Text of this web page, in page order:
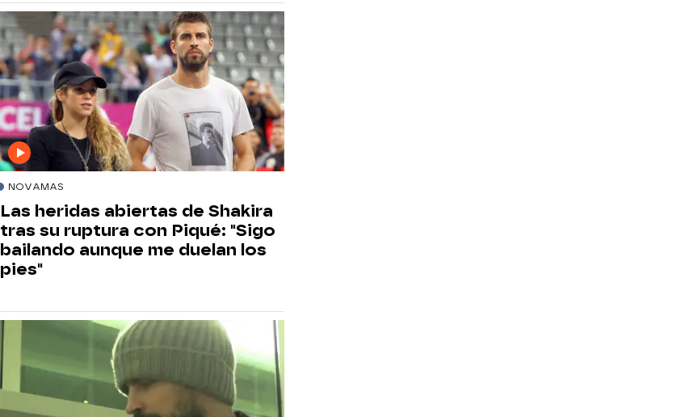
NOVAMAS
Las heridas abiertas de Shakira
tras su ruptura con Piqué: "Sigo
bailando aunque me duelan los
pies"